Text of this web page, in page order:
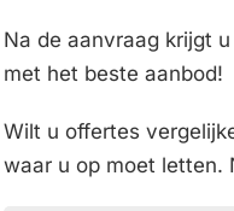
Na de aanvraag krijgt
met het beste aanbod!
Wilt u offertes
waar u op moet letten.